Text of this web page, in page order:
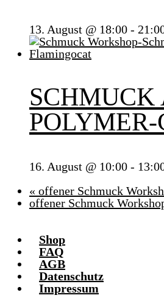
13. August @ 18:00 -
SCHMUCK
16. August @ 10:00 -
« offener Schmuck
offener Schmuck
Shop
FAQ
AGB
Datenschutz
Impressum